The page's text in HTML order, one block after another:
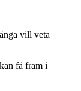
vill veta
få fram i